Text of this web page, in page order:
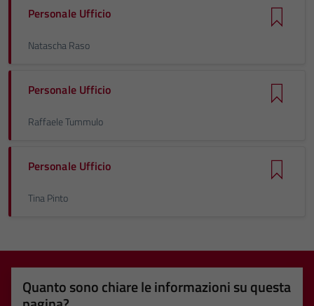
Personale Ufficio
Natascha Raso
Personale Ufficio
Raffaele Tummulo
Personale Ufficio
Tina Pinto
Quanto sono chiare le informazioni su questa